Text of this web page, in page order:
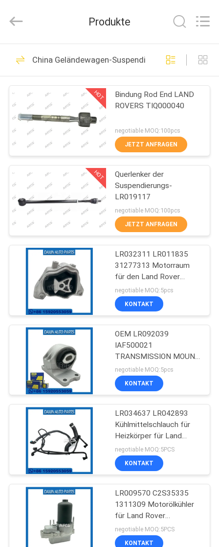
HAUSE
PRODUKTE
VIDEOS
ÜBER
UNS
WERKSBESICHTIGUNG
QUALITÄTSKONTROLLE
KONTAKT
NACHRICHTEN
ANGEBOT
ANFORDERN
SITEMAP
DATENSCHUTZERKLÄRUNG
Reserved.
114
Geländewagen-
Suspendierungsteile
111
MERCEDES-
bmw-
Suspendierungsteile
Auto-
Suspendierungs-
Buchse
81
Produkte
China Geländewagen-Suspendierungsteile
HOT
Bindung Rod End LAND
ROVERS TIQ000040
negotiable MOQ:100pcs
JETZT ANFRAGEN
HOT
Querlenker der
Suspendierungs-
LR019117
negotiable MOQ:100pcs
JETZT ANFRAGEN
LR032311 LR011835
31277313 Motorraum
für den Land Rover
DISCOVERY SPORT
negotiable MOQ:5pcs
KONTAKT
OEM LR092039
IAF500021
TRANSMISSION MOUNT
FOR LAND ROVER
DISCOVERY IV
negotiable MOQ:5pcs
KONTAKT
LR034637 LR042893
Kühlmittelschlauch für
Heizkörper für Land
Rover Range Rover IV
negotiable MOQ:5PCS
KONTAKT
LR009570 C2S35335
1311309 Motorölkühler
für Land Rover
DISCOVERY IV
negotiable MOQ:5PCS
KONTAKT